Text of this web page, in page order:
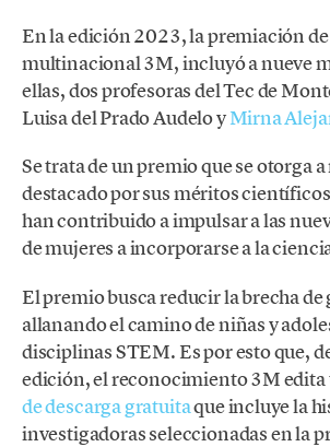
En la edición 2023, la premiación
multinacional 3M, incluyó a nueve
ellas, dos profesoras del Tec de
Luisa del Prado Audelo yMirna
Se trata de un premio que se otorga
destacado por sus méritos
han contribuido a impulsar a las
de mujeres a incorporarse a la
El premio busca reducir la brecha de
allanando el camino de niñas y
disciplinas STEM. Es por esto que,
edición, el reconocimiento 3M edita
de descarga gratuitaque incluye la
investigadoras seleccionadas en la